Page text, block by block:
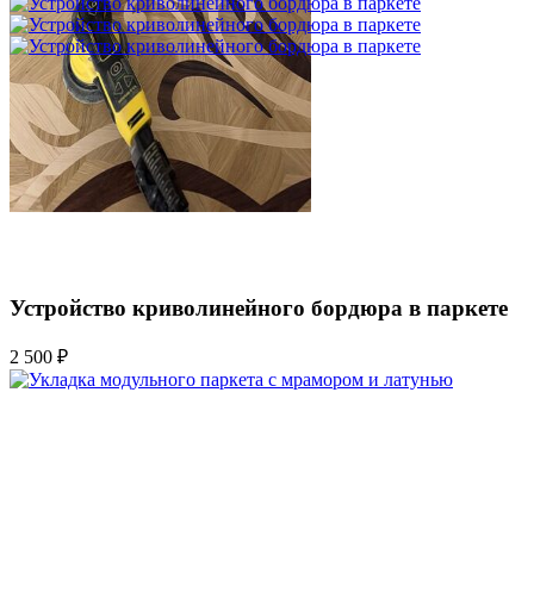
Устройство криволинейного бордюра в паркете
2 500 ₽